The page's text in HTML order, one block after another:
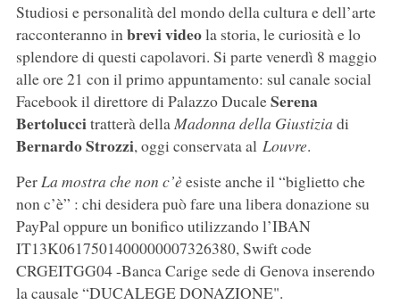
Studiosi e personalità del mondo della cultura e dell’arte
racconteranno inbrevi videola storia, le curiosità e lo
splendore di questi capolavori. Si parte venerdì 8 maggio
alle ore 21 con il primo appuntamento: sul canale social
Facebook il direttore di Palazzo DucaleSerena
Bertoluccitratterà dellaMadonna della Giustizia di
Bernardo Strozzi, oggi conservata al Louvre.
PerLa mostra che non c’èesiste anche il “biglietto che
non c’è” : chi desidera può fare una libera donazione su
PayPal oppure un bonifico utilizzando l’IBAN
IT13K0617501400000007326380, Swift code
CRGEITGG04 -Banca Carige sede di Genova inserendo
la causale “DUCALEGE DONAZIONE".